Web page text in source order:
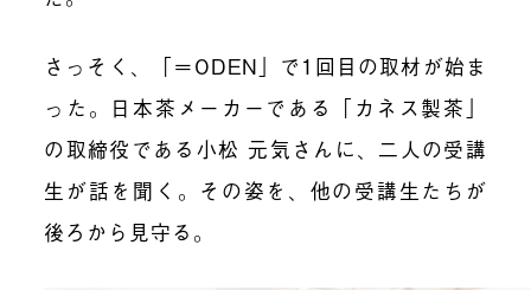
さっそく、「＝ODEN」で1回目の取材が始ま
った。日本茶メーカーである「カネス製茶」
の取締役である小松 元気さんに、二人の受講
生が話を聞く。その姿を、他の受講生たちが
後ろから見守る。